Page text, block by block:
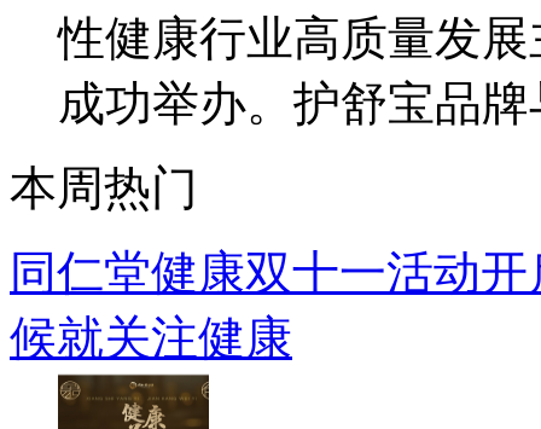
性健康行业高质量发
成功举办。护舒宝品牌
本周热门
同仁堂健康双十一活动
候就关注健康